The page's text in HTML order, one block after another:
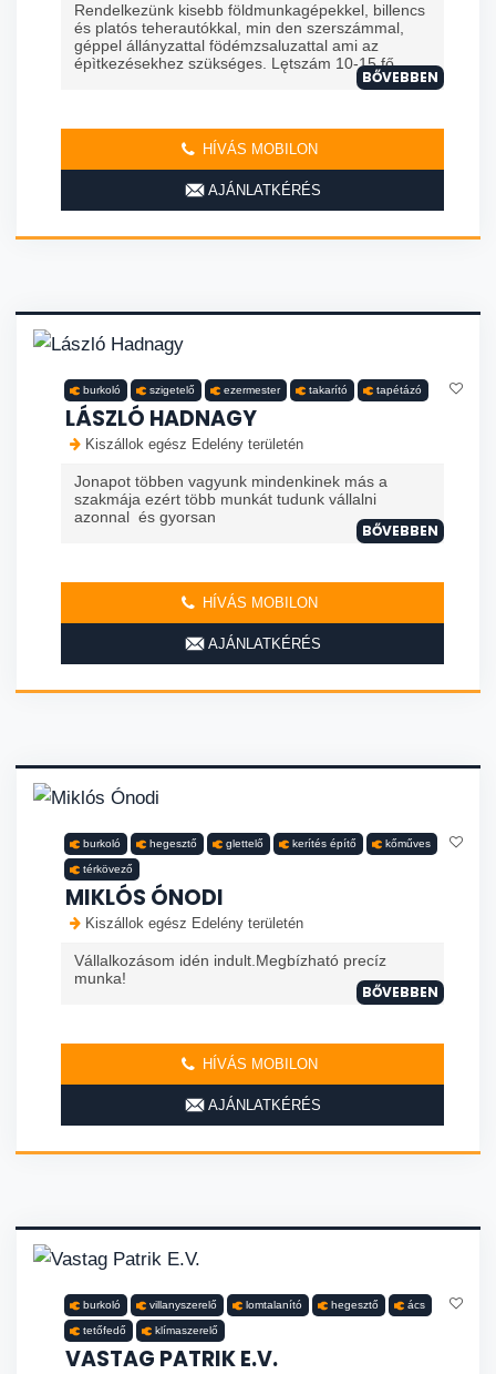
Rendelkezünk kisebb földmunkagépekkel, billencs
és platós teherautókkal, min den szerszámmal,
géppel állányzattal födémzsaluzattal ami az
épìtkezésekhez szükséges. Lętszám 10-15 fő ...
BŐVEBBEN
HÍVÁS MOBILON
AJÁNLATKÉRÉS
burkoló szigetelő ezermester takarító tapétázó
LÁSZLÓ HADNAGY
Kiszállok egész Edelény területén
Jonapot többen vagyunk mindenkinek más a
szakmája ezért több munkát tudunk vállalni
azonnal és gyorsan
BŐVEBBEN
HÍVÁS MOBILON
AJÁNLATKÉRÉS
burkoló hegesztő glettelő kerítés építő kőműves
térkövező
MIKLÓS ÓNODI
Kiszállok egész Edelény területén
Vállalkozásom idén indult.Megbízható precíz
munka!
BŐVEBBEN
HÍVÁS MOBILON
AJÁNLATKÉRÉS
burkoló villanyszerelő lomtalanító hegesztő ács
tetőfedő klímaszerelő
VASTAG PATRIK E.V.